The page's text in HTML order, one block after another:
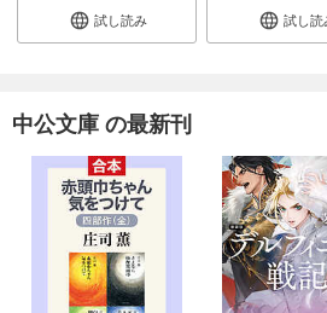
試し読み 試し読
中公文庫 の最新刊